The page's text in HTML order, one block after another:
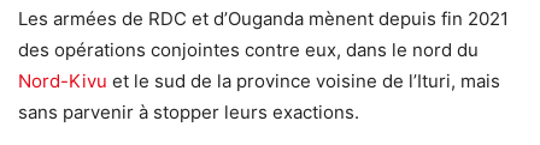
Les armées de RDC et d’Ouganda mènent depuis fin 2021
des opérations conjointes contre eux, dans le nord du
Nord-Kivu et le sud de la province voisine de l’Ituri, mais
sans parvenir à stopper leurs exactions.